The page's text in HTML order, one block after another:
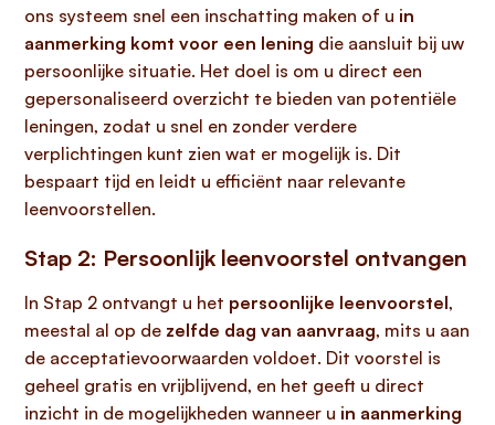
ons systeem snel een inschatting maken of u in
aanmerking komt voor een lening die aansluit bij uw
persoonlijke situatie. Het doel is om u direct een
gepersonaliseerd overzicht te bieden van potentiële
leningen, zodat u snel en zonder verdere
verplichtingen kunt zien wat er mogelijk is. Dit
bespaart tijd en leidt u efficiënt naar relevante
leenvoorstellen.
Stap 2: Persoonlijk leenvoorstel ontvangen
In Stap 2 ontvangt u het persoonlijke leenvoorstel,
meestal al op de zelfde dag van aanvraag, mits u aan
de acceptatievoorwaarden voldoet. Dit voorstel is
geheel gratis en vrijblijvend, en het geeft u direct
inzicht in de mogelijkheden wanneer u in aanmerking